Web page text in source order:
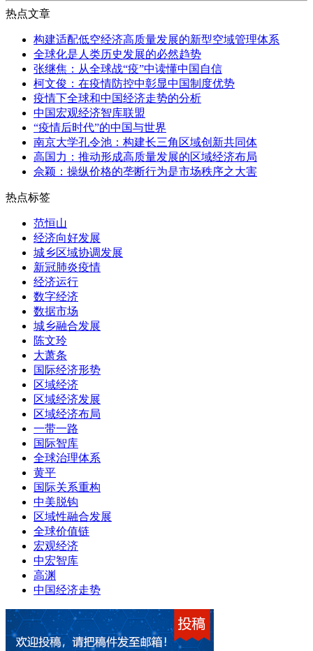
热点文章
构建适配低空经济高质量发展的新型空域管理体系
全球化是人类历史发展的必然趋势
张继焦：从全球战“疫”中读懂中国自信
柯文俊：在疫情防控中彰显中国制度优势
疫情下全球和中国经济走势的分析
中国宏观经济智库联盟
“疫情后时代”的中国与世界
南京大学孔令池：构建长三角区域创新共同体
高国力：推动形成高质量发展的区域经济布局
佘颖：操纵价格的垄断行为是市场秩序之大害
热点标签
范恒山
经济向好发展
城乡区域协调发展
新冠肺炎疫情
经济运行
数字经济
数据市场
城乡融合发展
陈文玲
大萧条
国际经济形势
区域经济
区域经济发展
区域经济布局
一带一路
国际智库
全球治理体系
黄平
国际关系重构
中美脱钩
区域性融合发展
全球价值链
宏观经济
中宏智库
高渊
中国经济走势